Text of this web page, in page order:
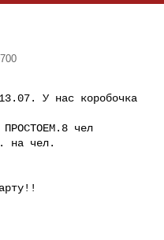
У нас коробочка
чел
на чел.